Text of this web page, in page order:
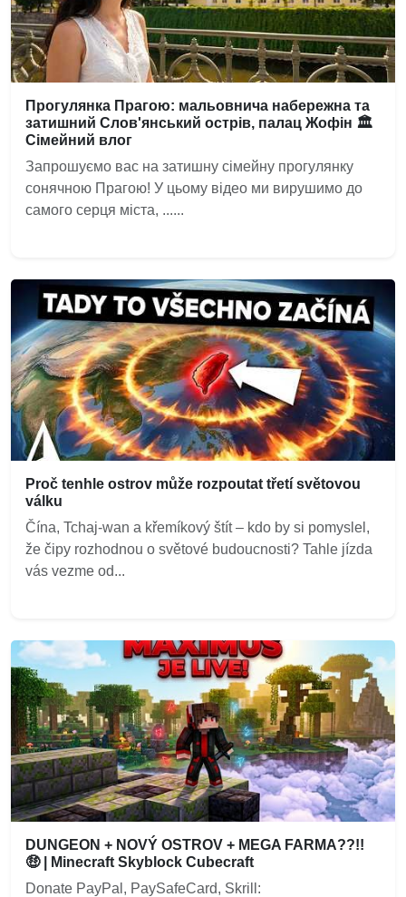
Прогулянка Прагою: мальовнича набережна та
затишний Слов'янський острів, палац Жофін 🏛️
Сімейний влог
Запрошуємо вас на затишну сімейну прогулянку
сонячною Прагою! У цьому відео ми вирушимо до
самого серця міста, ......
Proč tenhle ostrov může rozpoutat třetí světovou
válku
Čína, Tchaj-wan a křemíkový štít – kdo by si pomyslel,
že čipy rozhodnou o světové budoucnosti? Tahle jízda
vás vezme od...
DUNGEON + NOVÝ OSTROV + MEGA FARMA??!!
🤑 | Minecraft Skyblock Cubecraft
Donate PayPal, PaySafeCard, Skrill: